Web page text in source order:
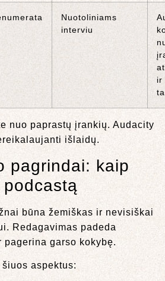
Nuotoliniams
interviu
ir
nuo paprastų įrankių. Audacity
išlaidų.
pagrindai: kaip
būna žemiškas ir nevisiškai
Redagavimas padeda
garso kokybę.
aspektus: